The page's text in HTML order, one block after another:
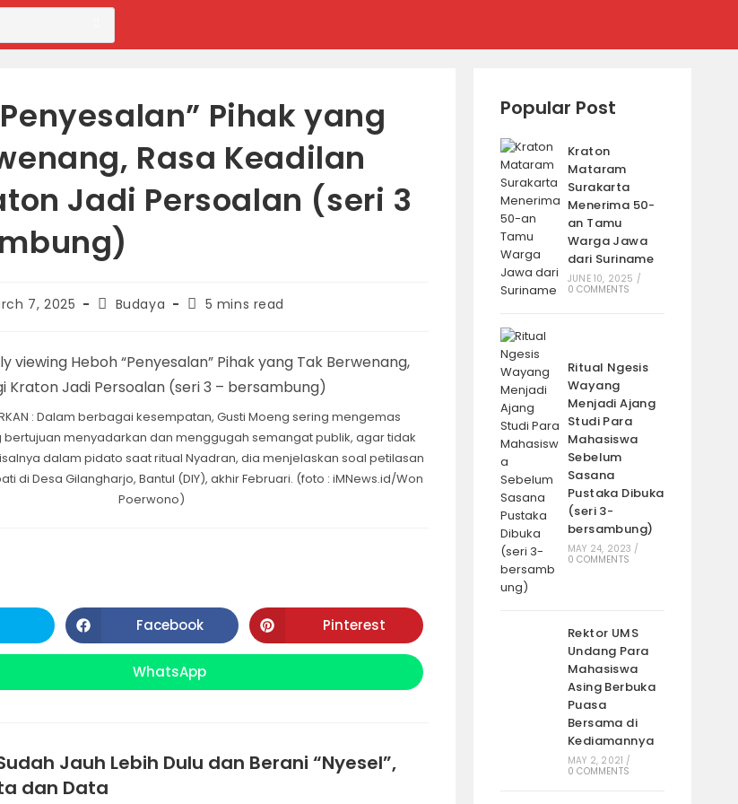
Pihak yang
Rasa Keadilan
Jadi Persoalan (seri 3
7, 2025
PostBudaya
Reading
5 mins read
: Dalam berbagai kesempatan, Gusti Moeng sering mengemas
menyadarkan dan menggugah semangat publik, agar tidak
dalam pidato saat ritual Nyadran, dia menjelaskan soal petilasan
di Desa Gilangharjo, Bantul (DIY), akhir Februari. (foto : iMNews.id/Won
Poerwono)
Opens
in
a
new
window
Facebook Opens
in
a
Pinterest
Opens
in
WhatsApp
Jauh Lebih Dulu dan Berani “Nyesel”,
dan Data
Popular Post
Kraton
Mataram
Surakarta
Menerima 50-
an Tamu
Warga Jawa
dari Suriname
JUNE 10, 2025 /
0 COMMENTS
Ritual Ngesis
Wayang
Menjadi Ajang
Studi Para
Mahasiswa
Sebelum
Sasana
Pustaka Dibuka
(seri 3-
bersambung)
MAY 24, 2023 /
0 COMMENTS
Rektor UMS
Undang Para
Mahasiswa
Asing Berbuka
Puasa
Bersama di
Kediamannya
MAY 2, 2021 /
0 COMMENTS